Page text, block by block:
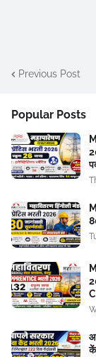
Previous Post
Popular Posts